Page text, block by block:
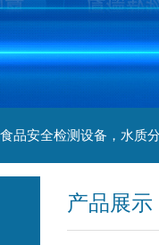
产品展示